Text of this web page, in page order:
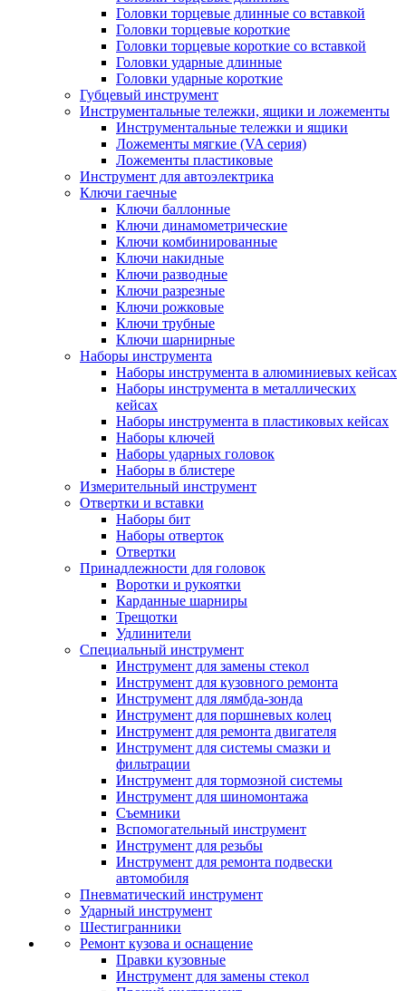
Головки торцевые длинные со вставкой
Головки торцевые короткие
Головки торцевые короткие со вставкой
Головки ударные длинные
Головки ударные короткие
Губцевый инструмент
Инструментальные тележки, ящики и ложементы
Инструментальные тележки и ящики
Ложементы мягкие (VA серия)
Ложементы пластиковые
Инструмент для автоэлектрика
Ключи гаечные
Ключи баллонные
Ключи динамометрические
Ключи комбинированные
Ключи накидные
Ключи разводные
Ключи разрезные
Ключи рожковые
Ключи трубные
Ключи шарнирные
Наборы инструмента
Наборы инструмента в алюминиевых кейсах
Наборы инструмента в металлических
кейсах
Наборы инструмента в пластиковых кейсах
Наборы ключей
Наборы ударных головок
Наборы в блистере
Измерительный инструмент
Отвертки и вставки
Наборы бит
Наборы отверток
Отвертки
Принадлежности для головок
Воротки и рукоятки
Карданные шарниры
Трещотки
Удлинители
Специальный инструмент
Инструмент для замены стекол
Инструмент для кузовного ремонта
Инструмент для лямбда-зонда
Инструмент для поршневых колец
Инструмент для ремонта двигателя
Инструмент для системы смазки и
фильтрации
Инструмент для тормозной системы
Инструмент для шиномонтажа
Съемники
Вспомогательный инструмент
Инструмент для резьбы
Инструмент для ремонта подвески
автомобиля
Пневматический инструмент
Ударный инструмент
Шестигранники
Ремонт кузова и оснащение
Правки кузовные
Инструмент для замены стекол